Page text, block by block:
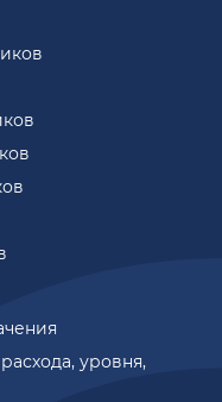
уровня,